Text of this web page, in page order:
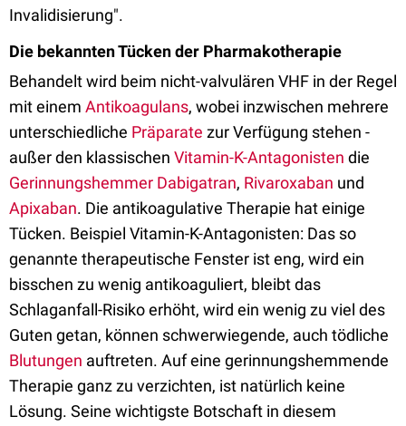
Invalidisierung".
Die bekannten Tücken der Pharmakotherapie
Behandelt wird beim nicht-valvulären VHF in der Regel
mit einem Antikoagulans, wobei inzwischen mehrere
unterschiedliche Präparate zur Verfügung stehen -
außer den klassischen Vitamin-K-Antagonisten die
Gerinnungshemmer Dabigatran, Rivaroxaban und
Apixaban. Die antikoagulative Therapie hat einige
Tücken. Beispiel Vitamin-K-Antagonisten: Das so
genannte therapeutische Fenster ist eng, wird ein
bisschen zu wenig antikoaguliert, bleibt das
Schlaganfall-Risiko erhöht, wird ein wenig zu viel des
Guten getan, können schwerwiegende, auch tödliche
Blutungen auftreten. Auf eine gerinnungshemmende
Therapie ganz zu verzichten, ist natürlich keine
Lösung. Seine wichtigste Botschaft in diesem